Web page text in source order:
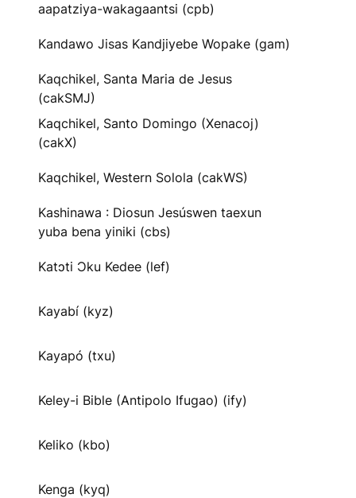
aapatziya-wakagaantsi (cpb)
Kandawo Jisas Kandjiyebe Wopake (gam)
Kaqchikel, Santa Maria de Jesus
(cakSMJ)
Kaqchikel, Santo Domingo (Xenacoj)
(cakX)
Kaqchikel, Western Solola (cakWS)
Kashinawa : Diosun Jesúswen taexun
yuba bena yiniki (cbs)
Katɔti Ɔku Kedee (lef)
Kayabí (kyz)
Kayapó (txu)
Keley-i Bible (Antipolo Ifugao) (ify)
Keliko (kbo)
Kenga (kyq)